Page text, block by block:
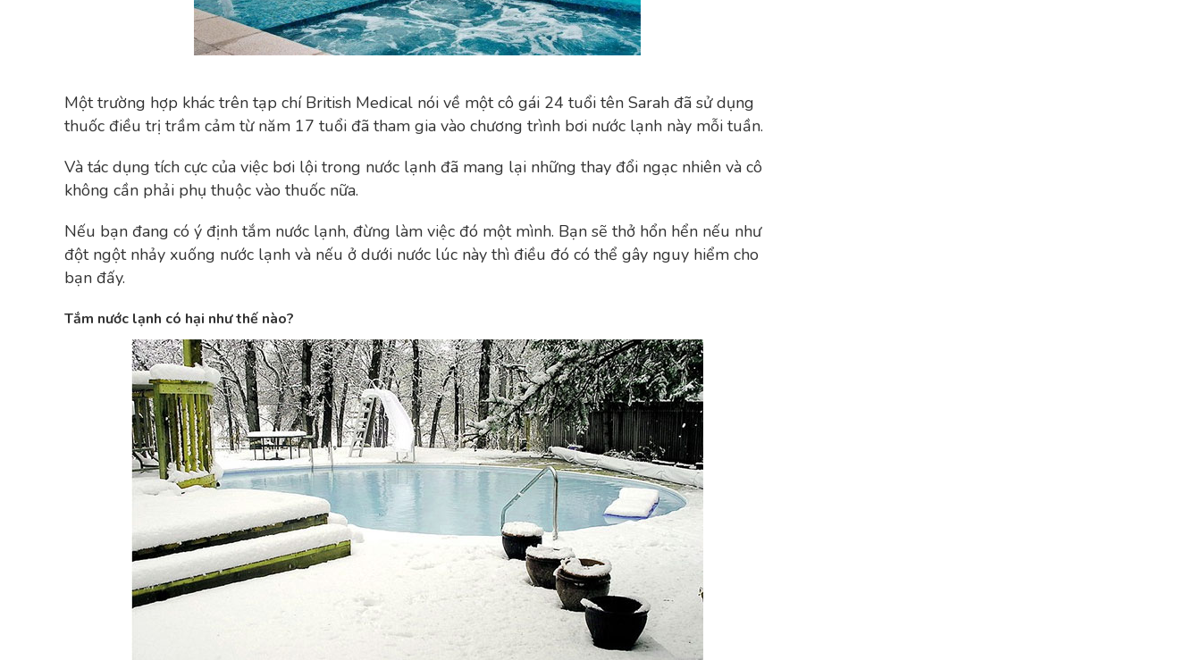
Một trường hợp khác trên tạp chí British Medical nói về một cô gái 24 tuổi tên Sarah đã sử dụng
thuốc điều trị trầm cảm từ năm 17 tuổi đã tham gia vào chương trình bơi nước lạnh này mỗi tuần.
Và tác dụng tích cực của việc bơi lội trong nước lạnh đã mang lại những thay đổi ngạc nhiên và cô
không cần phải phụ thuộc vào thuốc nữa.
Nếu bạn đang có ý định tắm nước lạnh, đừng làm việc đó một mình. Bạn sẽ thở hổn hển nếu như
đột ngột nhảy xuống nước lạnh và nếu ở dưới nước lúc này thì điều đó có thể gây nguy hiểm cho
bạn đấy.
Tắm nước lạnh có hại như thế nào?